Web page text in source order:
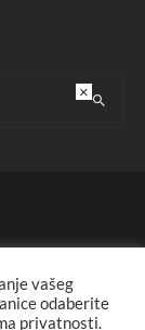
vašeg
odaberite
privatnosti.
×